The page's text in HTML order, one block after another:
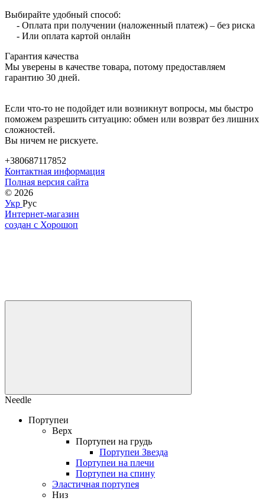
Выбирайте удобный способ:
- Оплата при получении (наложенный платеж) – без риска
- Или оплата картой онлайн
Гарантия качества
Мы уверены в качестве товара, потому предоставляем
гарантию 30 дней.
Если что-то не подойдет или возникнут вопросы, мы быстро
поможем разрешить ситуацию: обмен или возврат без лишних
сложностей.
Вы ничем не рискуете.
+380687117852
Контактная информация
Полная версия сайта
© 2026
Укр Рус
Интернет-магазин
создан с Хорошоп
Needle
Портупеи
Верх
Портупеи на грудь
Портупеи Звезда
Портупеи на плечи
Портупеи на спину
Эластичная портупея
Низ